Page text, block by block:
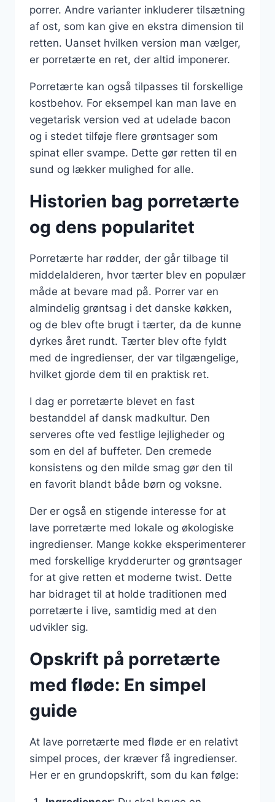
porrer. Andre varianter inkluderer tilsætning
af ost, som kan give en ekstra dimension til
retten. Uanset hvilken version man vælger,
er porretærte en ret, der altid imponerer.
Porretærte kan også tilpasses til forskellige
kostbehov. For eksempel kan man lave en
vegetarisk version ved at udelade bacon
og i stedet tilføje flere grøntsager som
spinat eller svampe. Dette gør retten til en
sund og lækker mulighed for alle.
Historien bag porretærte
og dens popularitet
Porretærte har rødder, der går tilbage til
middelalderen, hvor tærter blev en populær
måde at bevare mad på. Porrer var en
almindelig grøntsag i det danske køkken,
og de blev ofte brugt i tærter, da de kunne
dyrkes året rundt. Tærter blev ofte fyldt
med de ingredienser, der var tilgængelige,
hvilket gjorde dem til en praktisk ret.
I dag er porretærte blevet en fast
bestanddel af dansk madkultur. Den
serveres ofte ved festlige lejligheder og
som en del af buffeter. Den cremede
konsistens og den milde smag gør den til
en favorit blandt både børn og voksne.
Der er også en stigende interesse for at
lave porretærte med lokale og økologiske
ingredienser. Mange kokke eksperimenterer
med forskellige krydderurter og grøntsager
for at give retten et moderne twist. Dette
har bidraget til at holde traditionen med
porretærte i live, samtidig med at den
udvikler sig.
Opskrift på porretærte
med fløde: En simpel
guide
At lave porretærte med fløde er en relativt
simpel proces, der kræver få ingredienser.
Her er en grundopskrift, som du kan følge: